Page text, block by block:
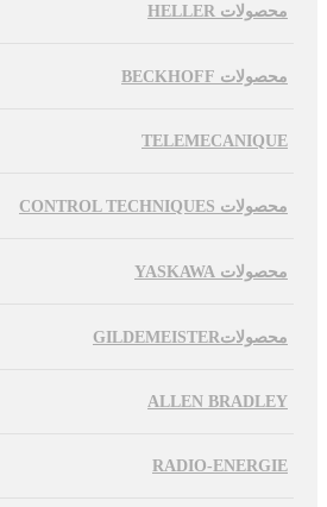
محصولات HELLER
محصولات BECKHOFF
TELEMECANIQUE
محصولات CONTROL TECHNIQUES
محصولات YASKAWA
محصولاتGILDEMEISTER
ALLEN BRADLEY
RADIO-ENERGIE